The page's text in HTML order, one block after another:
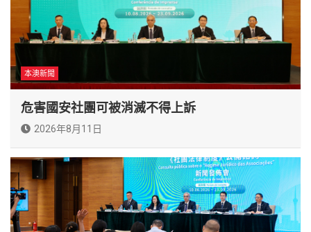
本澳新聞
危害國安社團可被消滅不得上訴
2026年8月11日